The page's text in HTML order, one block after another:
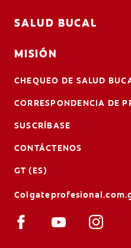
SALUD BUCAL
MISIÓN
CHEQUEO DE SALUD
CORRESPONDENCIA DE
SUSCRÍBASE
CONTÁCTENOS
GT (ES)